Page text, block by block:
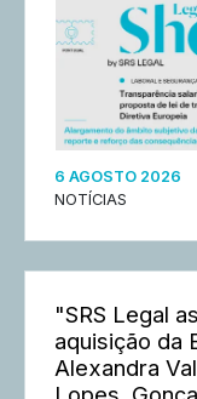
6 AGOSTO 2026
NOTÍCIAS
"SRS Legal
aquisição da
Alexandra